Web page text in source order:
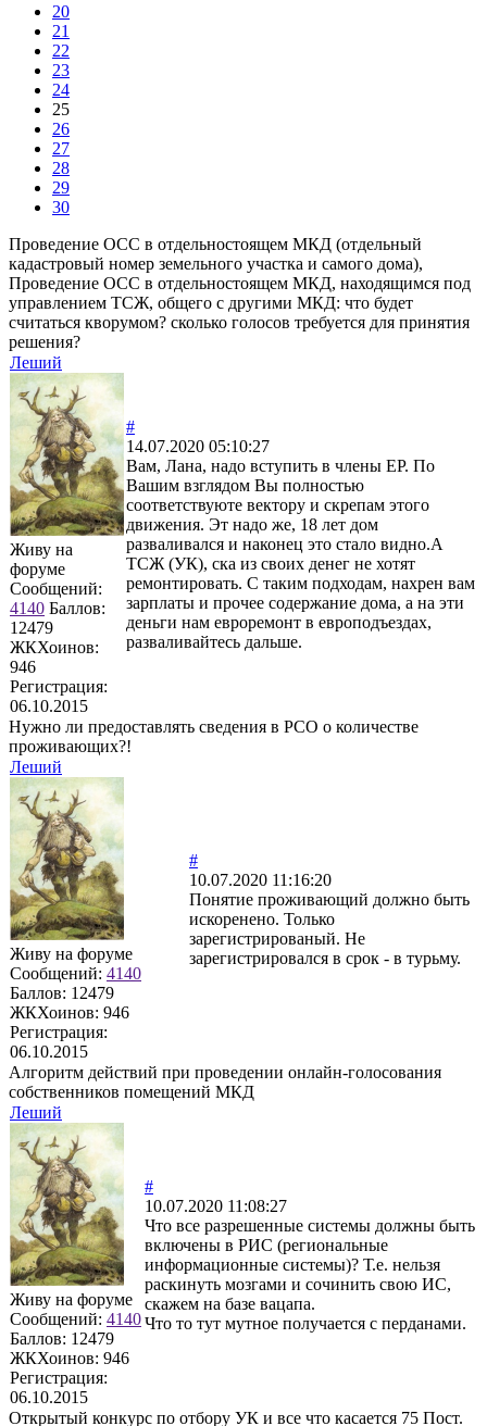
20
21
22
23
24
25
26
27
28
29
30
Проведение ОСС в отдельностоящем МКД (отдельный
кадастровый номер земельного участка и самого дома),
Проведение ОСС в отдельностоящем МКД, находящимся под
управлением ТСЖ, общего с другими МКД: что будет
считаться кворумом? сколько голосов требуется для принятия
решения?
Леший
Живу на
форуме
Сообщений:
4140 Баллов:
12479
ЖКХоинов:
946
Регистрация:
06.10.2015
#
14.07.2020 05:10:27
Вам, Лана, надо вступить в члены ЕР. По
Вашим взглядом Вы полностью
соответствуюте вектору и скрепам этого
движения. Эт надо же, 18 лет дом
разваливался и наконец это стало видно.А
ТСЖ (УК), ска из своих денег не хотят
ремонтировать. С таким подходам, нахрен вам
зарплаты и прочее содержание дома, а на эти
деньги нам евроремонт в европодъездах,
разваливайтесь дальше.
Нужно ли предоставлять сведения в РСО о количестве
проживающих?!
Леший
Живу на форуме
Сообщений: 4140
Баллов: 12479
ЖКХоинов: 946
Регистрация:
06.10.2015
#
10.07.2020 11:16:20
Понятие проживающий должно быть
искоренено. Только
зарегистрированый. Не
зарегистрировался в срок - в турьму.
Алгоритм действий при проведении онлайн-голосования
собственников помещений МКД
Леший
Живу на форуме
Сообщений: 4140
Баллов: 12479
ЖКХоинов: 946
Регистрация:
06.10.2015
#
10.07.2020 11:08:27
Что все разрешенные системы должны быть
включены в РИС (региональные
информационные системы)? Т.е. нельзя
раскинуть мозгами и сочинить свою ИС,
скажем на базе вацапа.
Что то тут мутное получается с перданами.
Открытый конкурс по отбору УК и все что касается 75 Пост.